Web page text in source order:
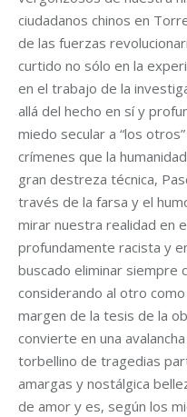
ciudadanos chinos en
de las fuerzas
curtido no sólo en la
en el trabajo de la
allá del hecho en sí y
miedo secular a “los
crímenes que la
gran destreza técnica,
través de la farsa y el
mirar nuestra realidad en
profundamente racista y
buscado eliminar siempre
considerando al otro
margen de la tesis de la
convierte en una
torbellino de tragedias
amargas y nostálgica
de amor y es, según los